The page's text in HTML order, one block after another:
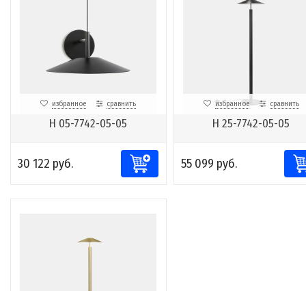
избранное сравнить
H 05-7742-05-05
30 122 руб.
избранное сравнить
H 25-7742-05-05
55 099 руб.